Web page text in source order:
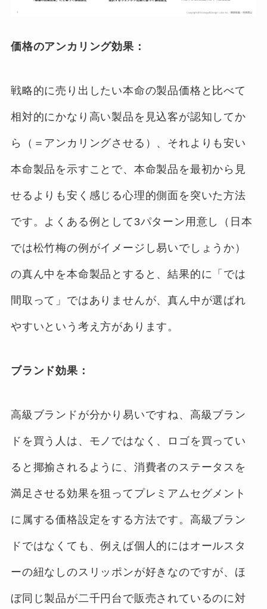
価格のアンカリング効果：
戦略的に売り出したい本命の製品価格と比べて
相対的にかなり高い製品を見込客が認知してか
ら（＝アンカリングさせる）、それよりも安い
本命製品を示すことで、本命製品を最初から見
せるよりも安く感じる心理的側面を突いた方法
です。よくある例として3パターン用意し（日本
では松竹梅の例がイメージし易いでしょうか）
の真ん中を本命製品とすると、結果的に「では
間取って」ではありませんが、真ん中が選ばれ
やすいという考え方があります。
ブランド効果：
高級ブランドが分かり易いですね、高級ブラン
ドを買う人は、モノではなく、ロゴを買ってい
ると揶揄されるように、消費者のステータスを
満足させる効果を狙ってプレミアムセグメント
に属する価格設定をする方法です。高級ブラン
ドではなくても、例えば個人的にはオールスタ
ーの紐なしのスリッポンが好きなのですが、ほ
ぼ同じ製品が二千円台で販売されているのに対